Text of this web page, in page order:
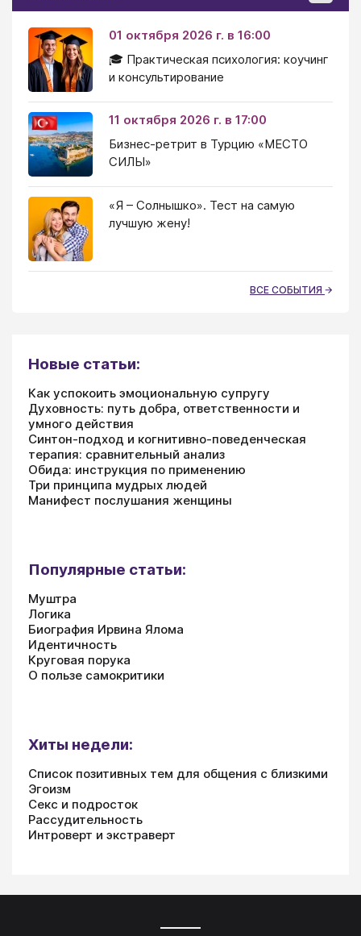
01 октября 2026 г. в 16:00
🎓 Практическая психология: коучинг
и консультирование
11 октября 2026 г. в 17:00
Бизнес-ретрит в Турцию «МЕСТО
СИЛЫ»
«Я – Солнышко». Тест на самую
лучшую жену!
ВСЕ СОБЫТИЯ
Новые статьи:
Как успокоить эмоциональную супругу
Духовность: путь добра, ответственности и
умного действия
Синтон-подход и когнитивно-поведенческая
терапия: сравнительный анализ
Обида: инструкция по применению
Три принципа мудрых людей
Манифест послушания женщины
Популярные статьи:
Муштра
Логика
Биография Ирвина Ялома
Идентичность
Круговая порука
О пользе самокритики
Хиты недели:
Список позитивных тем для общения с близкими
Эгоизм
Секс и подросток
Рассудительность
Интроверт и экстраверт